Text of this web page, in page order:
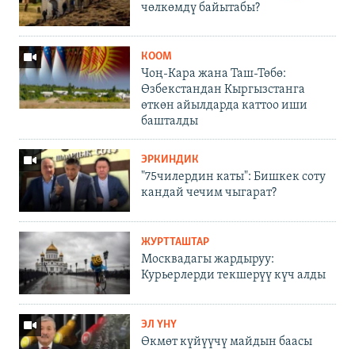
чөлкөмдү байытабы?
КООМ
Чоң-Кара жана Таш-Төбө:
Өзбекстандан Кыргызстанга
өткөн айылдарда каттоо иши
башталды
ЭРКИНДИК
"75чилердин каты": Бишкек соту
кандай чечим чыгарат?
ЖУРТТАШТАР
Москвадагы жардыруу:
Курьерлерди текшерүү күч алды
ЭЛ ҮНҮ
Өкмөт күйүүчү майдын баасы